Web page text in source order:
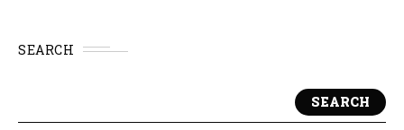
SEARCH
SEARCH